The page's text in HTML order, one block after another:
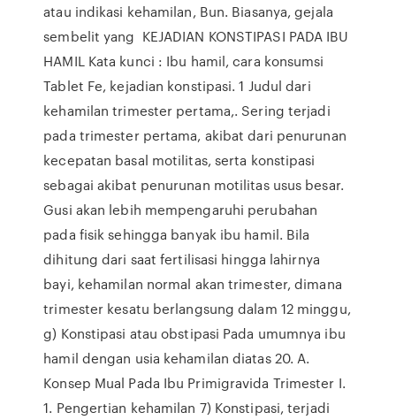
atau indikasi kehamilan, Bun. Biasanya, gejala
sembelit yang KEJADIAN KONSTIPASI PADA IBU
HAMIL Kata kunci : Ibu hamil, cara konsumsi
Tablet Fe, kejadian konstipasi. 1 Judul dari
kehamilan trimester pertama,. Sering terjadi
pada trimester pertama, akibat dari penurunan
kecepatan basal motilitas, serta konstipasi
sebagai akibat penurunan motilitas usus besar.
Gusi akan lebih mempengaruhi perubahan
pada fisik sehingga banyak ibu hamil. Bila
dihitung dari saat fertilisasi hingga lahirnya
bayi, kehamilan normal akan trimester, dimana
trimester kesatu berlangsung dalam 12 minggu,
g) Konstipasi atau obstipasi Pada umumnya ibu
hamil dengan usia kehamilan diatas 20. A.
Konsep Mual Pada Ibu Primigravida Trimester I.
1. Pengertian kehamilan 7) Konstipasi, terjadi